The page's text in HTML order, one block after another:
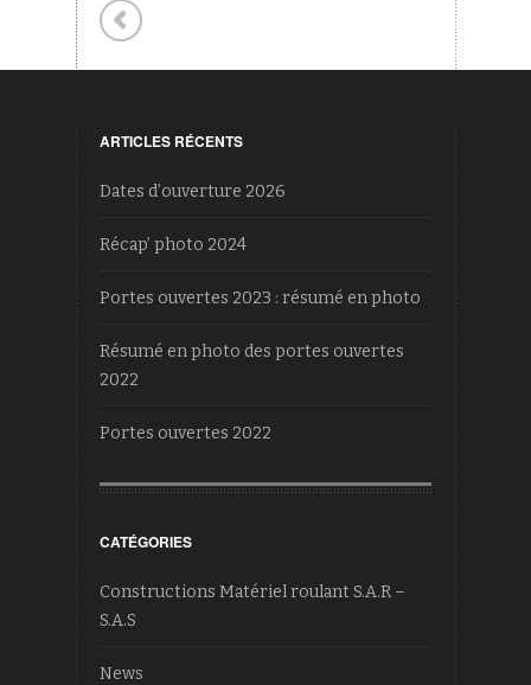
ARTICLES RÉCENTS
Dates d’ouverture 2026
Récap’ photo 2024
Portes ouvertes 2023 : résumé en photo
Résumé en photo des portes ouvertes
2022
Portes ouvertes 2022
CATÉGORIES
Constructions Matériel roulant S.A.R –
S.A.S
News